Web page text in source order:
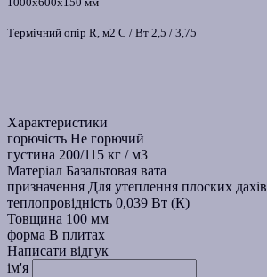
Термічний опір R, м2 С / Вт 2,5 / 3,75
Характеристики
горючість Не горючий
густина 200/115 кг / м3
Матеріал Базальтовая вата
призначення Для утеплення плоских дахів
теплопровідність 0,039 Вт (К)
Товщина 100 мм
форма В плитах
Написати відгук
ім'я